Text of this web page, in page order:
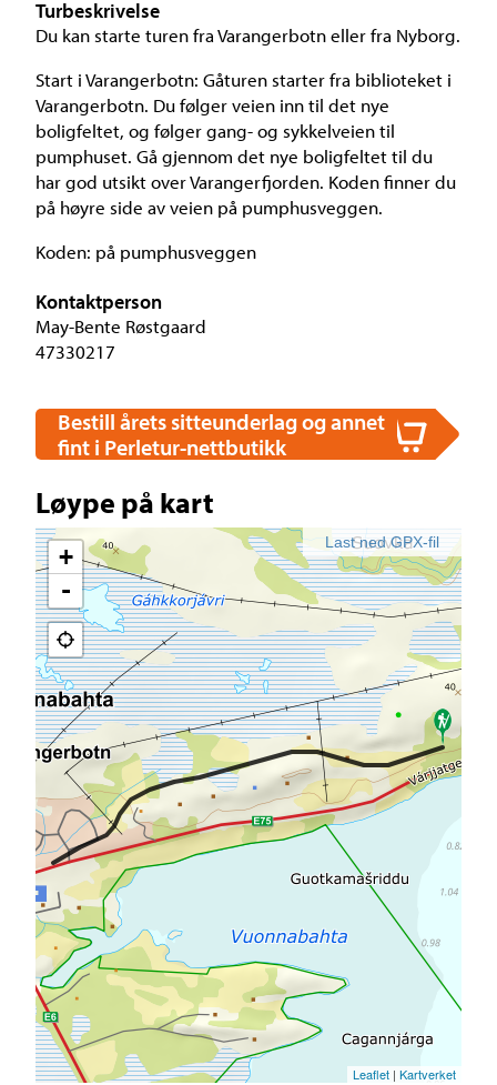
Turbeskrivelse
Du kan starte turen fra Varangerbotn eller fra Nyborg.
Start i Varangerbotn: Gåturen starter fra biblioteket i
Varangerbotn. Du følger veien inn til det nye
boligfeltet, og følger gang- og sykkelveien til
pumphuset. Gå gjennom det nye boligfeltet til du
har god utsikt over Varangerfjorden. Koden finner du
på høyre side av veien på pumphusveggen.
Koden: på pumphusveggen
Kontaktperson
May-Bente Røstgaard
47330217
Bestill årets sitteunderlag og annet
fint i Perletur-nettbutikk
Løype på kart
Last ned GPX-fil
+
-
Leaflet | Kartverket